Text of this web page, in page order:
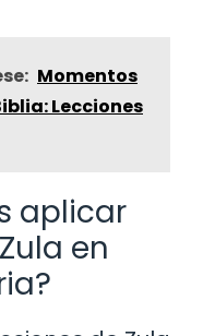
Momentos
Lecciones
aplicar
en